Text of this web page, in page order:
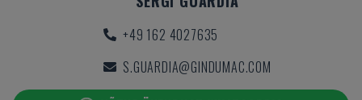
+49 162 4027635
S.GUARDIA@GINDUMAC.COM